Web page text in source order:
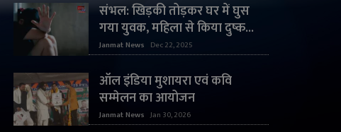
संभल: खिड़की तोड़कर घर में घुस
गया युवक, महिला से किया दुष्क...
Janmat News Dec 22, 2025
ऑल इंडिया मुशायरा एवं कवि
सम्मेलन का आयोजन
Janmat News Jan 30, 2026